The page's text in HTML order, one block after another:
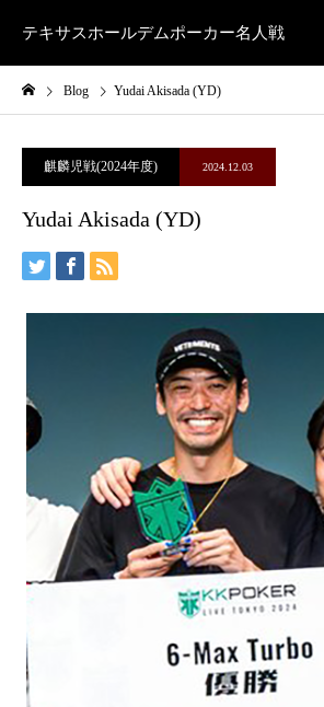
テキサスホールデムポーカー名人戦
Blog Yudai Akisada (YD)
麒麟児戦(2024年度) 2024.12.03
Yudai Akisada (YD)